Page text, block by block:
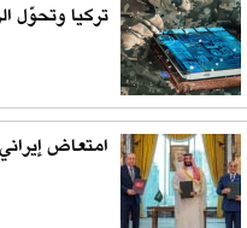
تركيا وتحوّل
امتعاض